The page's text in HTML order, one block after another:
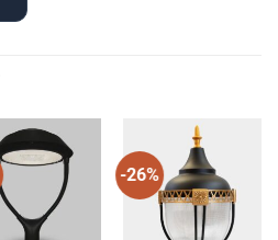
-26%